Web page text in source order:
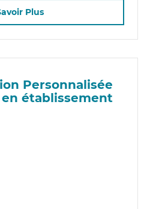
Plus
Personnalisée
en établissement